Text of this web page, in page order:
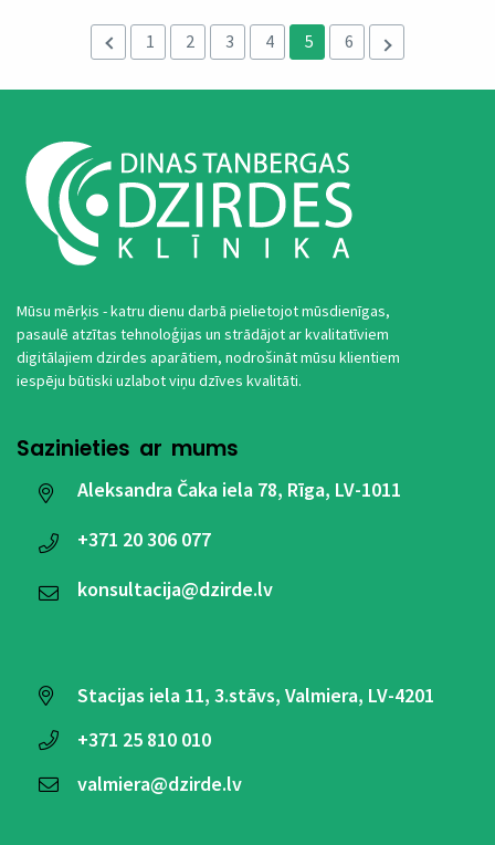
1 2 3 4 5 6
Mūsu mērķis - katru dienu darbā pielietojot mūsdienīgas,
pasaulē atzītas tehnoloģijas un strādājot ar kvalitatīviem
digitālajiem dzirdes aparātiem, nodrošināt mūsu klientiem
iespēju būtiski uzlabot viņu dzīves kvalitāti.
Sazinieties ar mums
Aleksandra Čaka iela 78, Rīga, LV-1011
+371 20 306 077
konsultacija@dzirde.lv
Stacijas iela 11, 3.stāvs, Valmiera, LV-4201
+371 25 810 010
valmiera@dzirde.lv